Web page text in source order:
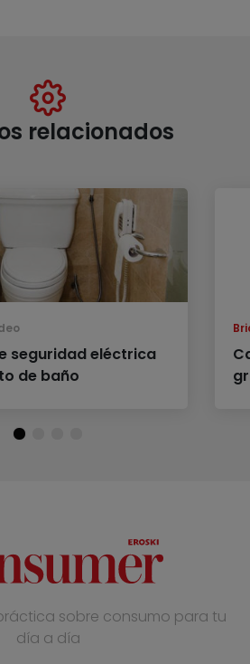
relacionados
seguridad eléctrica
de baño
sobre consumo para tu
día a día